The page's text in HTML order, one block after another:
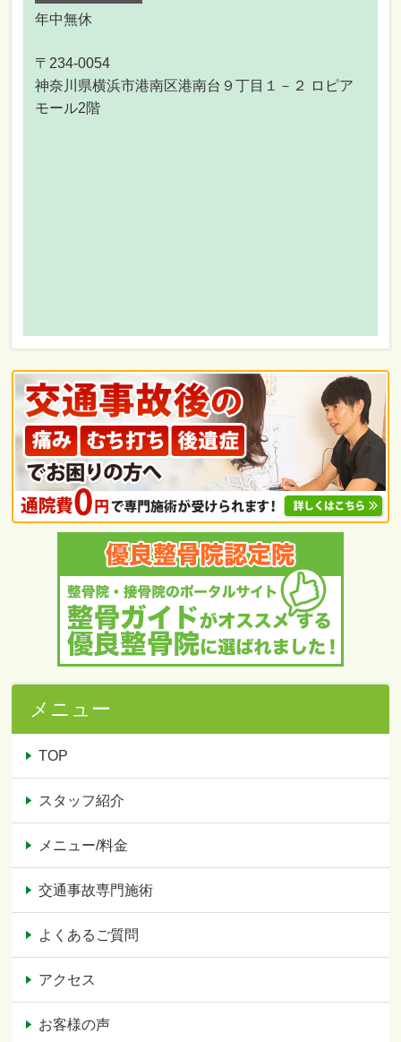
年中無休
〒234-0054
神奈川県横浜市港南区港南台９丁目１－２ ロピア
モール2階
メニュー
TOP
スタッフ紹介
メニュー/料金
交通事故専門施術
よくあるご質問
アクセス
お客様の声